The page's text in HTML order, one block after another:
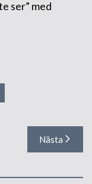
ser” med
Nästa